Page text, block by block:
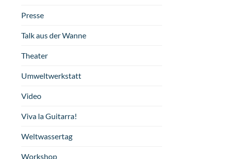
Presse
Talk aus der Wanne
Theater
Umweltwerkstatt
Video
Viva la Guitarra!
Weltwassertag
Workshop